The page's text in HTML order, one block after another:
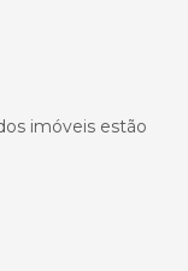
imóveis estão